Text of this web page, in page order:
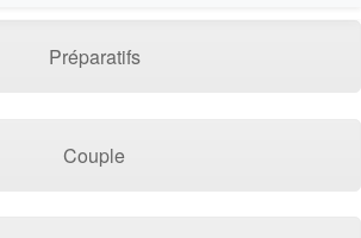
Préparatifs
Couple